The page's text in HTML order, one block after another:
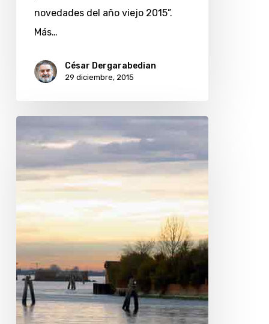
novedades del año viejo 2015”.
Más…
César Dergarabedian
29 diciembre, 2015
costas
Burano,
remanso
de
la
laguna
de
Venecia